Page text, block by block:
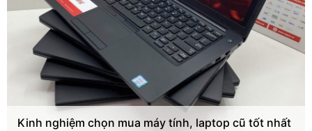
Kinh nghiệm chọn mua máy tính, laptop cũ tốt nhất